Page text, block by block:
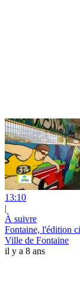
13:10
|
À suivre
Fontaine, l'édition
Ville de Fontaine
il y a 8 ans